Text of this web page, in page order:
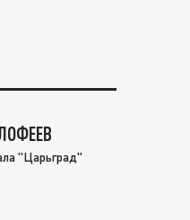
"Царьград"